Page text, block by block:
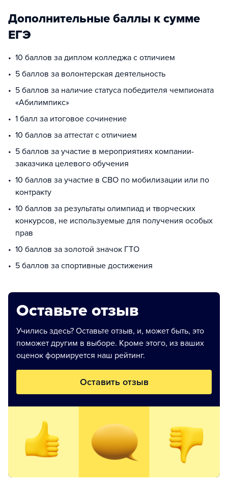
Дополнительные баллы к сумме
ЕГЭ
10 баллов за диплом колледжа с отличием
5 баллов за волонтерская деятельность
5 баллов за наличие статуса победителя чемпионата
«Абилимпикс»
1 балл за итоговое сочинение
10 баллов за аттестат с отличием
5 баллов за участие в мероприятиях компании-
заказчика целевого обучения
10 баллов за участие в СВО по мобилизации или по
контракту
10 баллов за результаты олимпиад и творческих
конкурсов, не используемые для получения особых
прав
10 баллов за золотой значок ГТО
5 баллов за спортивные достижения
Оставьте отзыв
Учились здесь? Оставьте отзыв, и, может быть, это
поможет другим в выборе. Кроме этого, из ваших
оценок формируется наш рейтинг.
Оставить отзыв